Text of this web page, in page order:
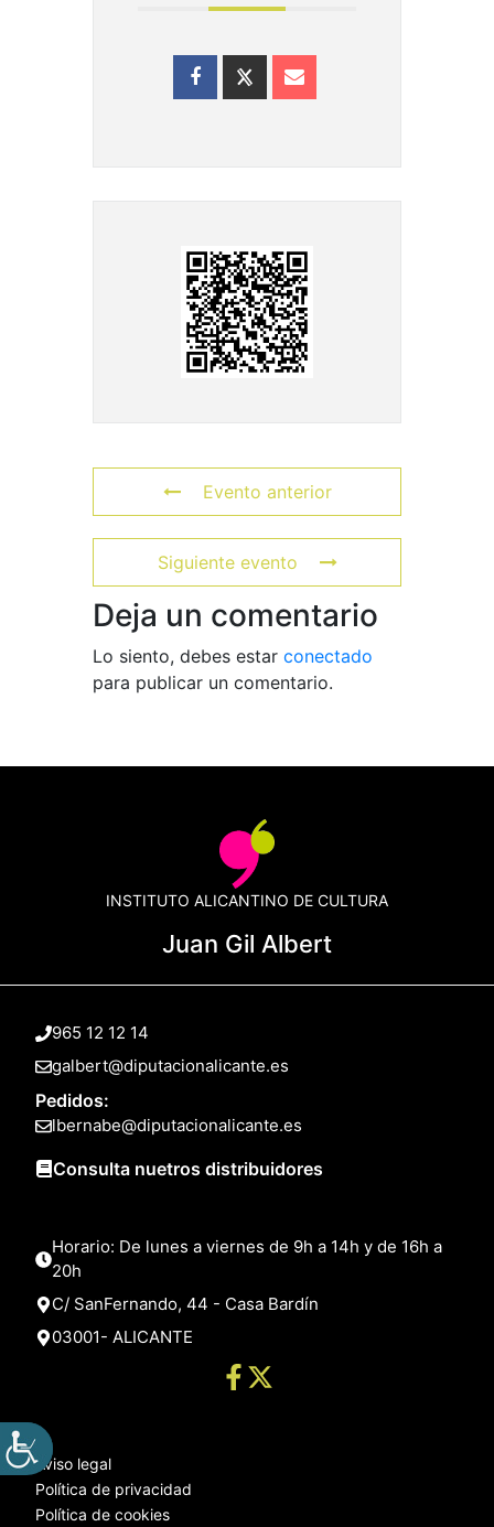
Evento anterior
Siguiente evento
Deja un comentario
Lo siento, debes estar conectado
para publicar un comentario.
INSTITUTO ALICANTINO DE CULTURA
Juan Gil Albert
965 12 12 14
galbert@diputacionalicante.es
Pedidos:
lbernabe@diputacionalicante.es
Consulta nuetros distribuidores
Horario: De lunes a viernes de 9h a 14h y de 16h a
20h
C/ SanFernando, 44 - Casa Bardín
03001- ALICANTE
Aviso legal
Política de privacidad
Política de cookies